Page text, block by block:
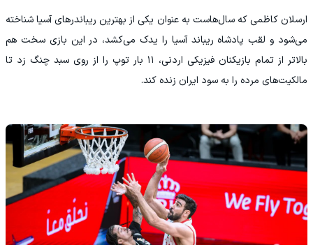
ارسلان کاظمی که سال‌هاست به عنوان یکی از بهترین ریباندرهای آسیا شناخته
می‌شود و لقب پادشاه ریباند آسیا را یدک می‌کشد، در این بازی سخت هم
بالاتر از تمام بازیکنان فیزیکی اردنی، ۱۱ بار توپ را از روی سبد چنگ زد تا
مالکیت‌های مرده را به سود ایران زنده کند.